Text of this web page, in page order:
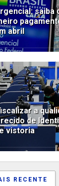
saiba
abril
a
de
vistoria
RECENTE